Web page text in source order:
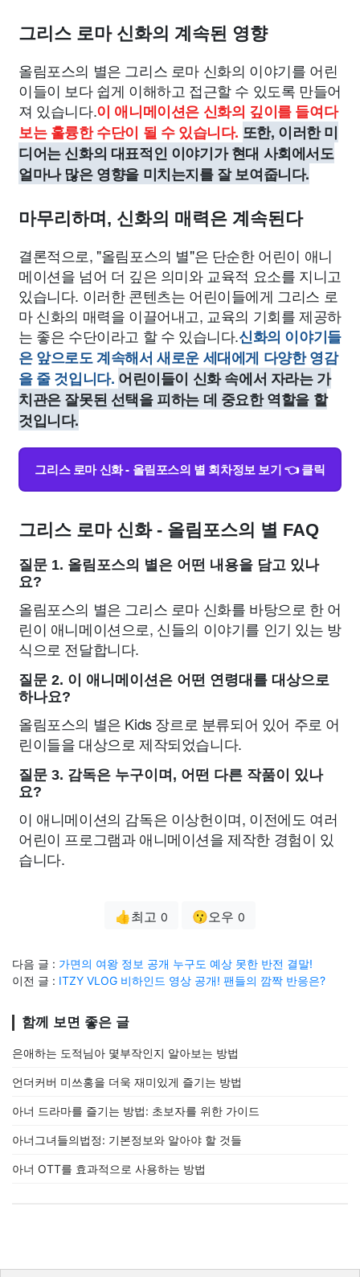
그리스 로마 신화의 계속된 영향
올림포스의 별은 그리스 로마 신화의 이야기를 어린
이들이 보다 쉽게 이해하고 접근할 수 있도록 만들어
져 있습니다.이 애니메이션은 신화의 깊이를 들여다
보는 훌륭한 수단이 될 수 있습니다. 또한, 이러한 미
디어는 신화의 대표적인 이야기가 현대 사회에서도
얼마나 많은 영향을 미치는지를 잘 보여줍니다.
마무리하며, 신화의 매력은 계속된다
결론적으로, "올림포스의 별"은 단순한 어린이 애니
메이션을 넘어 더 깊은 의미와 교육적 요소를 지니고
있습니다. 이러한 콘텐츠는 어린이들에게 그리스 로
마 신화의 매력을 이끌어내고, 교육의 기회를 제공하
는 좋은 수단이라고 할 수 있습니다.신화의 이야기들
은 앞으로도 계속해서 새로운 세대에게 다양한 영감
을 줄 것입니다. 어린이들이 신화 속에서 자라는 가
치관은 잘못된 선택을 피하는 데 중요한 역할을 할
것입니다.
그리스 로마 신화 - 올림포스의 별 회차정보 보기 👈 클릭
그리스 로마 신화 - 올림포스의 별 FAQ
질문 1. 올림포스의 별은 어떤 내용을 담고 있나
요?
올림포스의 별은 그리스 로마 신화를 바탕으로 한 어
린이 애니메이션으로, 신들의 이야기를 인기 있는 방
식으로 전달합니다.
질문 2. 이 애니메이션은 어떤 연령대를 대상으로
하나요?
올림포스의 별은 Kids 장르로 분류되어 있어 주로 어
린이들을 대상으로 제작되었습니다.
질문 3. 감독은 누구이며, 어떤 다른 작품이 있나
요?
이 애니메이션의 감독은 이상헌이며, 이전에도 여러
어린이 프로그램과 애니메이션을 제작한 경험이 있
습니다.
👍최고 0 😗오우 0
다음 글 : 가면의 여왕 정보 공개 누구도 예상 못한 반전 결말!
이전 글 : ITZY VLOG 비하인드 영상 공개! 팬들의 깜짝 반응은?
함께 보면 좋은 글
은애하는 도적님아 몇부작인지 알아보는 방법
언더커버 미쓰홍을 더욱 재미있게 즐기는 방법
아너 드라마를 즐기는 방법: 초보자를 위한 가이드
아너그녀들의법정: 기본정보와 알아야 할 것들
아너 OTT를 효과적으로 사용하는 방법